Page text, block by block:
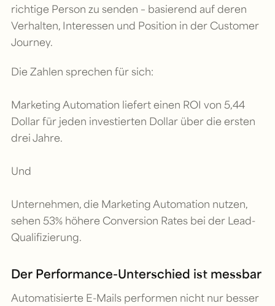
richtige Person zu senden – basierend auf deren
Verhalten, Interessen und Position in der Customer
Journey.
Die Zahlen sprechen für sich:
Marketing Automation liefert einen ROI von 5,44
Dollar für jeden investierten Dollar über die ersten
drei Jahre.
Und
Unternehmen, die Marketing Automation nutzen,
sehen 53% höhere Conversion Rates bei der Lead-
Qualifizierung.
Der Performance-Unterschied ist messbar
Automatisierte E-Mails performen nicht nur besser